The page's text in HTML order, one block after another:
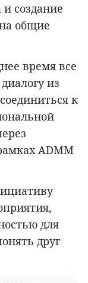
и создание
общие
время все
из
к
ADMM
для
друг